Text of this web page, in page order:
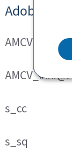
Adobe
s_cc
s_sq